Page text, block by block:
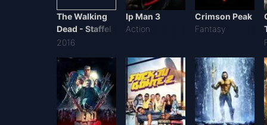
The Walking
Dead - Staffel
7
2016
Ip Man 3
Action
Crimson Peak
Fantasy